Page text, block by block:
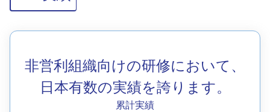
非営利組織向けの研修において、
日本有数の実績を誇ります。
累計実績